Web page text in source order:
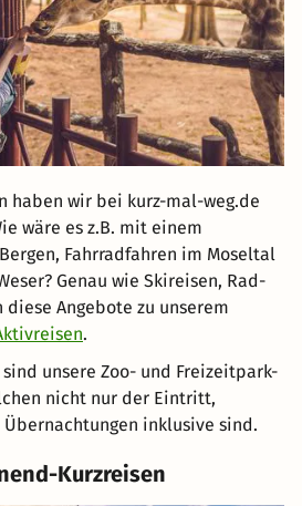
haben wir bei kurz-mal-weg.de
wäre es z.B. mit einem
Fahrradfahren im Moseltal
Genau wie Skireisen, Rad-
Angebote zu unserem
.
unsere Zoo- und Freizeitpark-
nicht nur der Eintritt,
Übernachtungen inklusive sind.
Kurzreisen